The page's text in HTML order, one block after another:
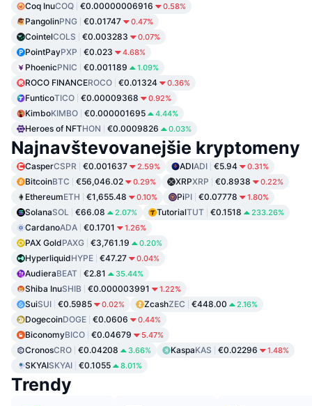
Coq InuCOQ €0.00000006916 0.58%
PangolinPNG €0.01747 0.47%
CointelCOLS €0.003283 0.07%
PointPayPXP €0.023 4.68%
PhoenicPNIC €0.001189 1.09%
ROCO FINANCEROCO €0.01324 0.36%
FunticoTICO €0.00009368 0.92%
KimboKIMBO €0.000001695 4.44%
Heroes of NFTHON €0.0009826 0.03%
Najnavštevovanejšie kryptomeny
CasperCSPR €0.001637 2.59% ADIADI €5.94 0.31%
BitcoinBTC €56,046.02 0.29% XRPXRP €0.8938 0.22%
EthereumETH €1,655.48 0.10% PiPI €0.07778 1.80%
SolanaSOL €66.08 2.07% TutorialTUT €0.1518 233.26%
CardanoADA €0.1701 1.26%
PAX GoldPAXG €3,761.19 0.20%
HyperliquidHYPE €47.27 0.04%
AudieraBEAT €2.81 35.44%
Shiba InuSHIB €0.000003991 1.22%
SuiSUI €0.5985 0.02% ZcashZEC €448.00 2.16%
DogecoinDOGE €0.0606 0.44%
BiconomyBICO €0.04679 5.47%
CronosCRO €0.04208 3.66% KaspaKAS €0.02296 1.48%
SKYAISKYAI €0.1055 8.01%
Trendy